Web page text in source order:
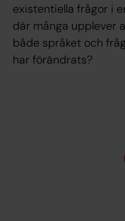
existentiella frågor i
där många upplever
både språket och
har förändrats?